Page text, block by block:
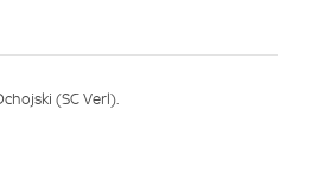
(SC Verl).